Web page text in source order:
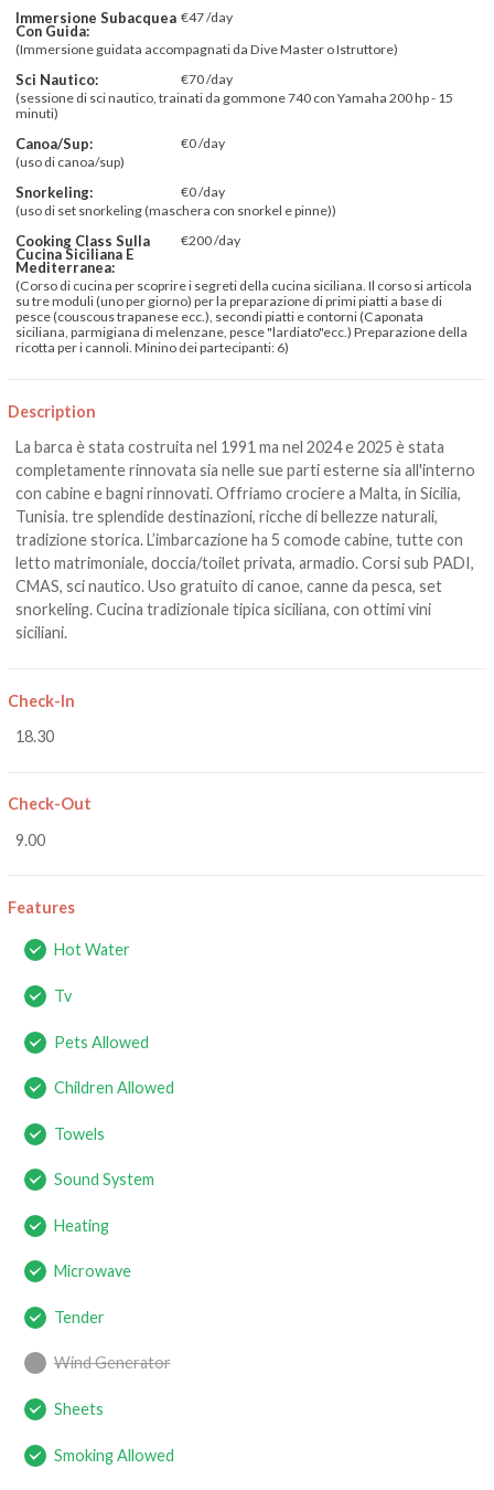
Immersione Subacquea
Con Guida:
€47 /day
(Immersione guidata accompagnati da Dive Master o Istruttore)
Sci Nautico:
€70 /day
(sessione di sci nautico, trainati da gommone 740 con Yamaha 200 hp - 15
minuti)
Canoa/sup:
€0 /day
(uso di canoa/sup)
Snorkeling:
€0 /day
(uso di set snorkeling (maschera con snorkel e pinne))
Cooking Class Sulla
Cucina Siciliana E
Mediterranea:
€200 /day
(Corso di cucina per scoprire i segreti della cucina siciliana. Il corso si articola
su tre moduli (uno per giorno) per la preparazione di primi piatti a base di
pesce (couscous trapanese ecc.), secondi piatti e contorni (Caponata
siciliana, parmigiana di melenzane, pesce "lardiato"ecc.) Preparazione della
ricotta per i cannoli. Minino dei partecipanti: 6)
Description
La barca è stata costruita nel 1991 ma nel 2024 e 2025 è stata
completamente rinnovata sia nelle sue parti esterne sia all'interno
con cabine e bagni rinnovati. Offriamo crociere a Malta, in Sicilia,
Tunisia. tre splendide destinazioni, ricche di bellezze naturali,
tradizione storica. L’imbarcazione ha 5 comode cabine, tutte con
letto matrimoniale, doccia/toilet privata, armadio. Corsi sub PADI,
CMAS, sci nautico. Uso gratuito di canoe, canne da pesca, set
snorkeling. Cucina tradizionale tipica siciliana, con ottimi vini
siciliani.
Check-In
18.30
Check-Out
9.00
Features
Hot Water
Tv
Pets Allowed
Children Allowed
Towels
Sound System
Heating
Microwave
Tender
Wind Generator
Sheets
Smoking Allowed